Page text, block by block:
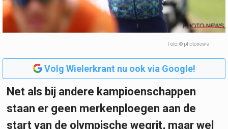
Foto: © photonews
Volg Wielerkrant nu ook via Google!
Net als bij andere kampioenschappen
staan er geen merkenploegen aan de
start van de olympische wegrit, maar wel